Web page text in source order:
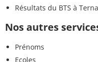
Résultats du BTS à
Nos autres
Prénoms
Ecoles